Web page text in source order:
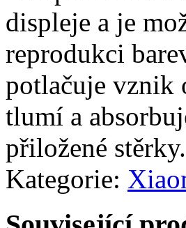
displeje a je
reprodukci
potlačuje vznik
tlumí a
přiložené stěrky.
Kategorie: